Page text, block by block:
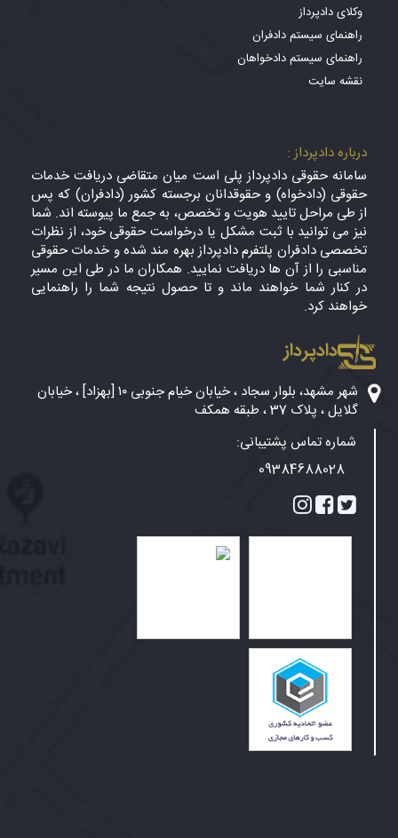
وکلای دادپرداز
راهنمای سیستم دادفران
راهنمای سیستم دادخواهان
نقشه سایت
درباره دادپرداز :
سامانه حقوقی دادپرداز پلی است میان متقاضی دریافت خدمات
حقوقی (دادخواه) و حقوقدانان برجسته کشور (دادفران) که پس
از طی مراحل تایید هویت و تخصص، به جمع ما پیوسته اند. شما
نیز می توانید با ثبت مشکل یا درخواست حقوقی خود، از نظرات
تخصصی دادفران پلتفرم دادپرداز بهره مند شده و خدمات حقوقی
مناسبی را از آن ها دریافت نمایید. همکاران ما در طی این مسیر
در کنار شما خواهند ماند و تا حصول نتیجه شما را راهنمایی
خواهند کرد.
دادپرداز
شهر مشهد، بلوار سجاد ، خیابان خیام جنوبی ۱۰ [بهزاد] ، خیابان
گلایل ، پلاک 37 ، طبقه همکف
شماره تماس پشتیبانی:
09384688028